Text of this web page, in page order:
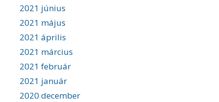
2021 június
2021 május
2021 április
2021 március
2021 február
2021 január
2020 december